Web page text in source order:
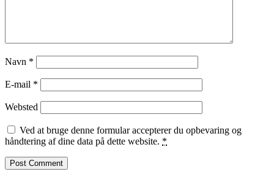
Navn *
E-mail *
Websted
Ved at bruge denne formular accepterer du opbevaring og
håndtering af dine data på dette website. *